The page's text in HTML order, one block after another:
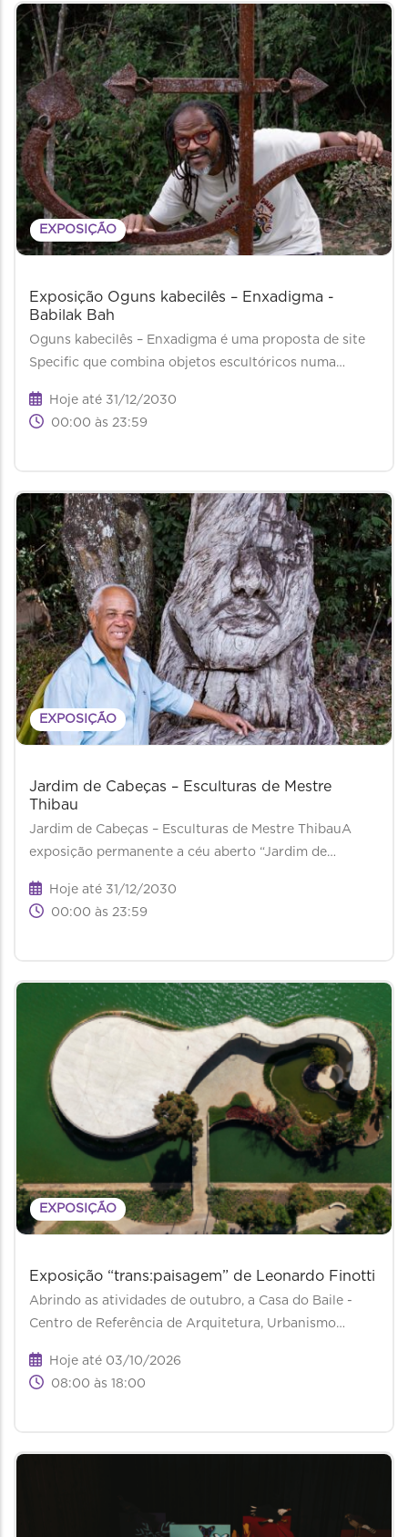
EXPOSIÇÃO
Exposição Oguns kabecilês – Enxadigma -
Babilak Bah
Oguns kabecilês – Enxadigma é uma proposta de site
Specific que combina objetos escultóricos numa…
Hoje até 31/12/2030
00:00 às 23:59
EXPOSIÇÃO
Jardim de Cabeças – Esculturas de Mestre
Thibau
Jardim de Cabeças – Esculturas de Mestre ThibauA
exposição permanente a céu aberto “Jardim de…
Hoje até 31/12/2030
00:00 às 23:59
EXPOSIÇÃO
Exposição “trans:paisagem” de Leonardo Finotti
Abrindo as atividades de outubro, a Casa do Baile -
Centro de Referência de Arquitetura, Urbanismo…
Hoje até 03/10/2026
08:00 às 18:00